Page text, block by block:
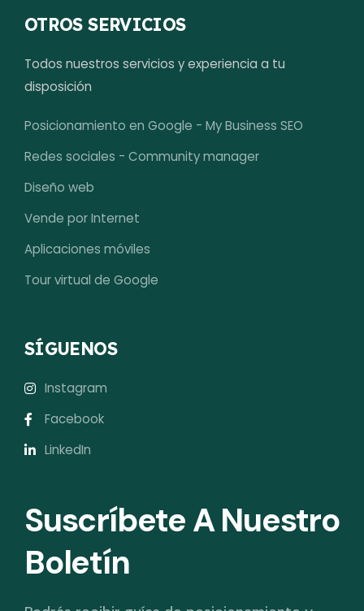
OTROS SERVICIOS
Todos nuestros servicios y experiencia a tu
disposición
Posicionamiento en Google - My Business SEO
Redes sociales - Community manager
Diseño web
Vende por Internet
Aplicaciones móviles
Tour virtual de Google
SÍGUENOS
Instagram
Facebook
LinkedIn
Suscríbete A Nuestro
Boletín